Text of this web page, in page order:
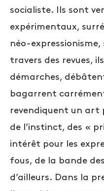
socialiste. Ils sont
expérimentaux,
néo-
travers des revues,
démarches,
bagarrent
revendiquent un art
de l’instinct, des «
intérêt pour les
fous, de la bande
d’ailleurs. Dans la